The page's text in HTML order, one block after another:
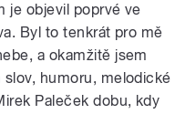
je objevil poprvé ve
Byl to tenkrát pro mě
a okamžitě jsem
humoru, melodické
Paleček dobu, kdy